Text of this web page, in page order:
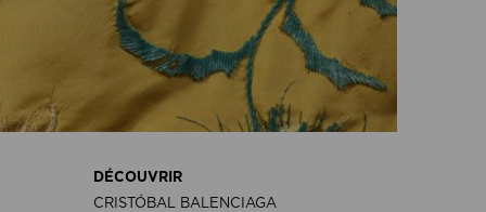
DÉCOUVRIR
CRISTÓBAL BALENCIAGA